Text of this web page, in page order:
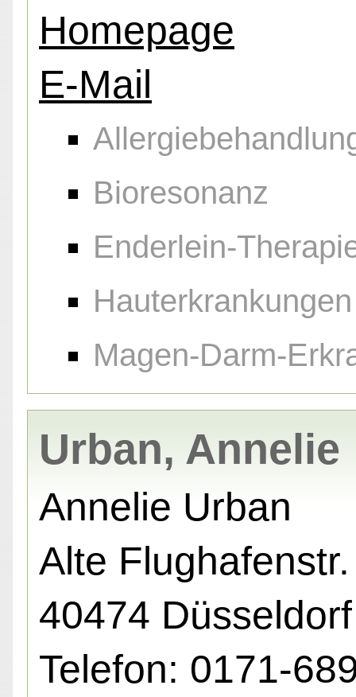
Homepage
E-Mail
Bioresonanz
Enderlein-
Hauterkrankungen
Magen-Darm-
Urban, Annelie
Annelie Urban
Alte
40474 Düsseldorf
Telefon: 0171-